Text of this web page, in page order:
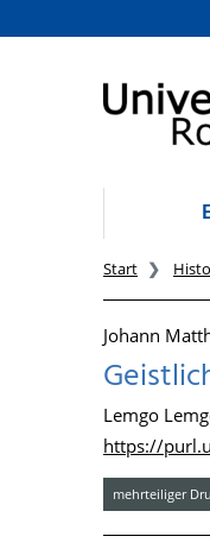
zum Inhalt
Start
Johann
Lemgo
https://
mehrteiliger